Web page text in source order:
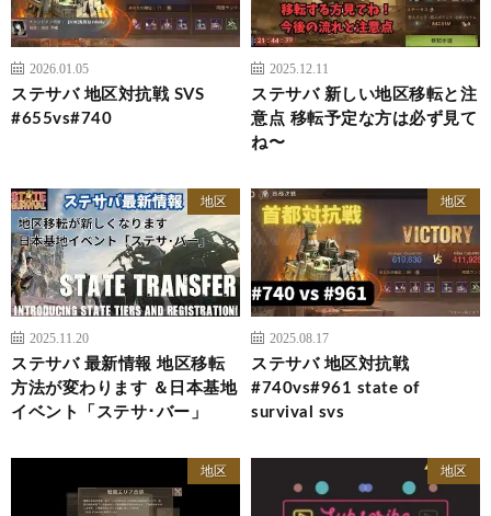
2026.01.05
ステサバ 地区対抗戦 SVS
#655vs#740
2025.12.11
ステサバ 新しい地区移転と注
意点 移転予定な方は必ず見て
ね〜
地区
2025.11.20
ステサバ 最新情報 地区移転
方法が変わります ＆日本基地
イベント「ステサ･バー」
地区
2025.08.17
ステサバ 地区対抗戦
#740vs#961 state of
survival svs
地区 地区